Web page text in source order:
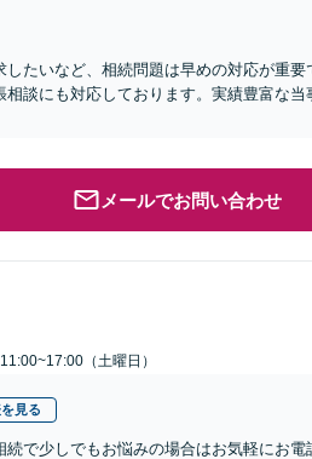
たいなど、相続問題は早めの対応が重
談にも対応しております。実績豊富な当
メールでお問い合わせ
（土曜日）
見る
で少しでもお悩みの場合はお気軽にお電